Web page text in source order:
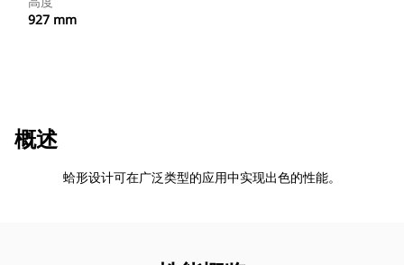
927 mm
概述
蛤形设计可在广泛类型的应用中实现出色的性能。